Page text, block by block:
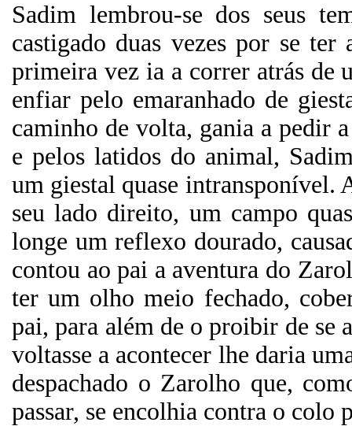
Sadim lembrou-se dos seus
castigado duas vezes por se
primeira vez ia a correr atrás de
enfiar pelo emaranhado de
caminho de volta, gania a pedir
e pelos latidos do animal,
um giestal quase intransponível.
seu lado direito, um campo
longe um reflexo dourado,
contou ao pai a aventura do
ter um olho meio fechado,
pai, para além de o proibir de se
voltasse a acontecer lhe daria
despachado o Zarolho que,
passar, se encolhia contra o colo